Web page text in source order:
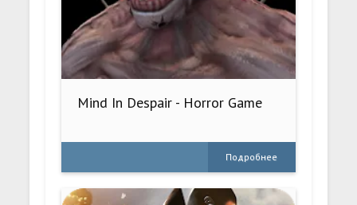
Mind In Despair - Horror Game
Подробнее